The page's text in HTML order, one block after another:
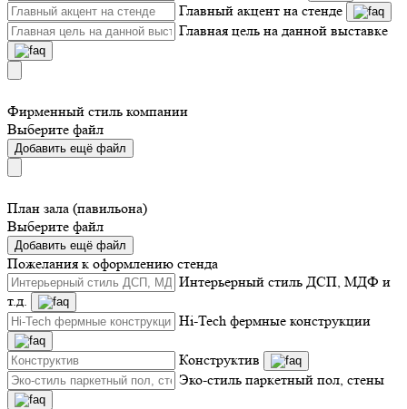
Главный акцент на стенде
Главная цель на данной выставке
Фирменный стиль компании
Выберите файл
Добавить ещё файл
План зала (павильона)
Выберите файл
Добавить ещё файл
Пожелания к оформлению стенда
Интерьерный стиль ДСП, МДФ и
т.д.
Hi-Tech фермные конструкции
Конструктив
Эко-стиль паркетный пол, стены